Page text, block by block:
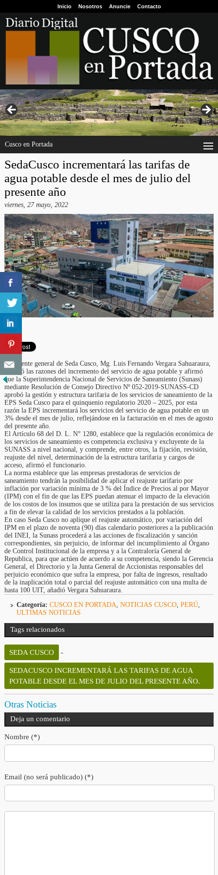
Inicio Nosotros Anuncie Contacto
Cusco en Portada
SedaCusco incrementará las tarifas de
agua potable desde el mes de julio del
presente año
viernes, 27 mayo, 2022
El gerente general de Seda Cusco, Mg. Luis Fernando Vergara Sahuaraura,
explicó las razones del incremento del servicio de agua potable y afirmó
que la Superintendencia Nacional de Servicios de Saneamiento (Sunass)
mediante Resolución de Consejo Directivo Nº 052-2019-SUNASS-CD
aprobó la gestión y estructura tarifaria de los servicios de saneamiento de la
EPS Seda Cusco para el quinquenio regulatorio 2020 – 2025, por esta
razón la EPS incrementará los servicios del servicio de agua potable en un
3% desde el mes de julio, reflejándose en la facturación en el mes de agosto
del presente año.
El Artículo 68 del D. L. N° 1280, establece que la regulación económica de
los servicios de saneamiento es competencia exclusiva y excluyente de la
SUNASS a nivel nacional, y comprende, entre otros, la fijación, revisión,
reajuste del nivel, determinación de la estructura tarifaria y cargos de
acceso, afirmó el funcionario.
La norma establece que las empresas prestadoras de servicios de
saneamiento tendrán la posibilidad de aplicar el reajuste tarifario por
inflación por variación mínima de 3 % del Índice de Precios al por Mayor
(IPM) con el fin de que las EPS puedan atenuar el impacto de la elevación
de los costos de los insumos que se utiliza para la prestación de sus servicios
a fin de elevar la calidad de los servicios prestados a la población.
En caso Seda Cusco no aplique el reajuste automático, por variación del
IPM en el plazo de noventa (90) días calendario posteriores a la publicación
del INEI, la Sunass procederá a las acciones de fiscalización y sanción
correspondientes, sin perjuicio, de informar del incumplimiento al Órgano
de Control Institucional de la empresa y a la Contraloría General de
Republica, para que actúen de acuerdo a su competencia, siendo la Gerencia
General, el Directorio y la Junta General de Accionistas responsables del
perjuicio económico que sufra la empresa, por falta de ingresos, resultado
de la inaplicación total o parcial del reajuste automático con una multa de
hasta 100 UIT, añadió Vergara Sahuaraura.
Categoría: CUSCO EN PORTADA, NOTICIAS CUSCO, PERÚ,
ULTIMAS NOTICIAS
Tags relacionados
SEDA CUSCO -
SEDACUSCO INCREMENTARÁ LAS TARIFAS DE AGUA
POTABLE DESDE EL MES DE JULIO DEL PRESENTE AÑO.
Otras Noticias
Deja un comentario
Nombre (*)
Email (no será publicado) (*)